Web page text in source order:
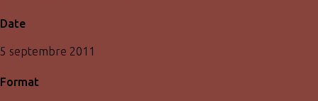
Date
5 septembre 2011
Format